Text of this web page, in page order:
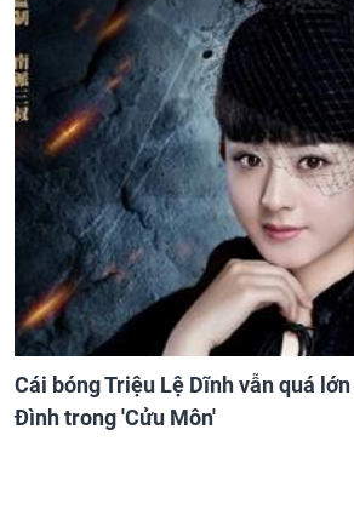
Cái bóng Triệu Lệ Dĩnh vẫn quá
Đình trong 'Cửu Môn'